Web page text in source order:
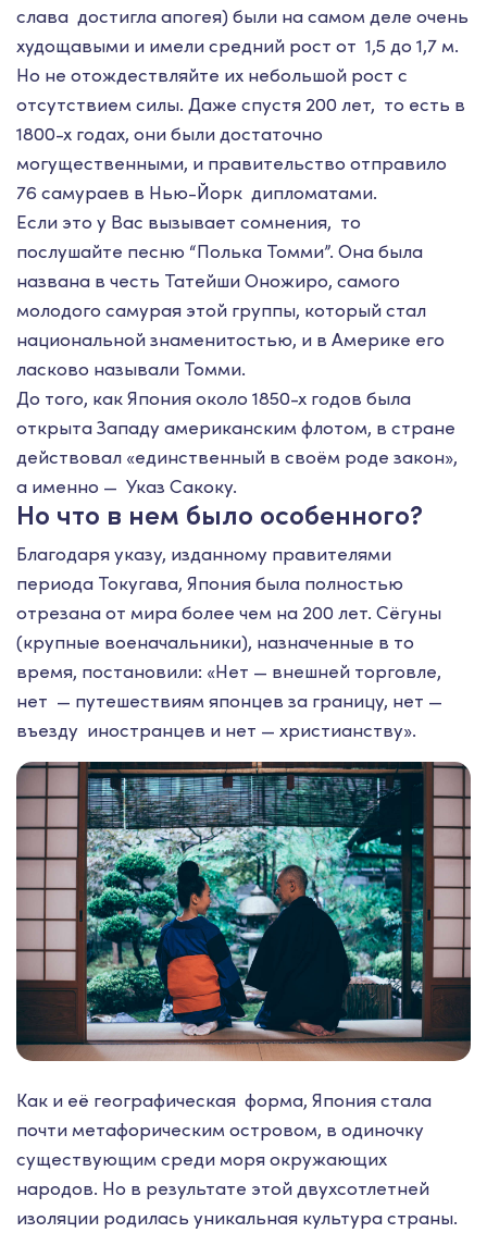
слава достигла апогея) были на самом деле очень
худощавыми и имели средний рост от 1,5 до 1,7 м.
Но не отождествляйте их небольшой рост с
отсутствием силы. Даже спустя 200 лет, то есть в
1800-х годах, они были достаточно
могущественными, и правительство отправило
76 самураев в Нью-Йорк дипломатами.
Если это у Вас вызывает сомнения, то
послушайте песню “Полька Томми”. Она была
названа в честь Татейши Оножиро, самого
молодого самурая этой группы, который стал
национальной знаменитостью, и в Америке его
ласково называли Томми.
До того, как Япония около 1850-х годов была
открыта Западу американским флотом, в стране
действовал «единственный в своём роде закон»,
а именно — Указ Сакоку.
Но что в нем было особенного?
Благодаря указу, изданному правителями
периода Токугава, Япония была полностью
отрезана от мира более чем на 200 лет. Сёгуны
(крупные военачальники), назначенные в то
время, постановили: «Нет — внешней торговле,
нет — путешествиям японцев за границу, нет —
въезду иностранцев и нет — христианству».
Как и её географическая форма, Япония стала
почти метафорическим островом, в одиночку
существующим среди моря окружающих
народов. Но в результате этой двухсотлетней
изоляции родилась уникальная культура страны.